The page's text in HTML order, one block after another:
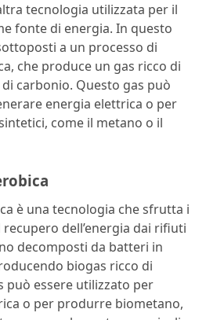
tecnologia utilizzata per il
fonte di energia. In questo
a un processo di
che produce un gas ricco di
carbonio. Questo gas può
energia elettrica o per
come il metano o il
è una tecnologia che sfrutta i
dell’energia dai rifiuti
decomposti da batteri in
biogas ricco di
può essere utilizzato per
o per produrre biometano,